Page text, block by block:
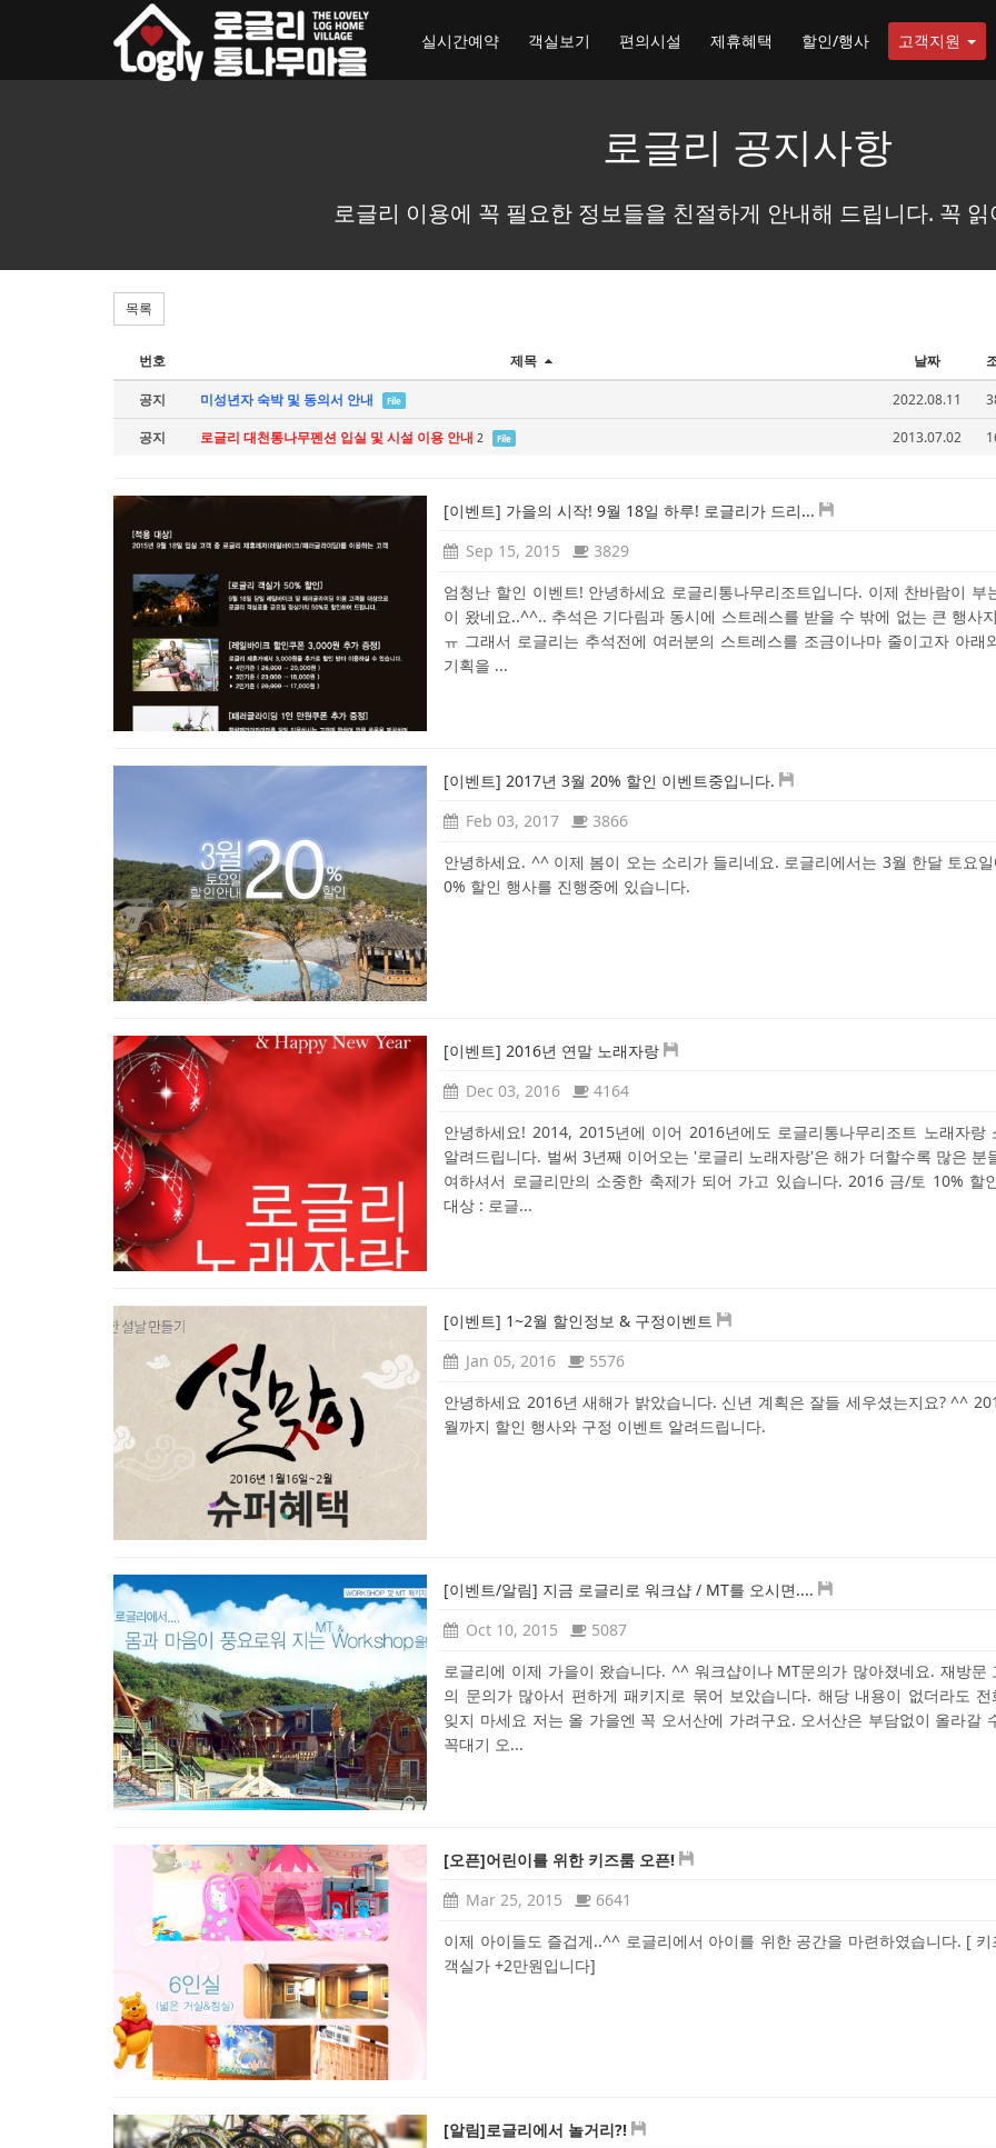
toggle_navigation
실시간예약
객실보기 편의시설 제휴혜택 할인/행사 고객지원
로글리 공지사항
로글리 이용에 꼭 필요한 정보들을 친절하게 안내해 드립니다. 꼭
목록
번호 제목 날짜
공지 미성년자 숙박 및 동의서 안내 File 2022.08.11
공지
로글리 대천통나무펜션 입실 및 시설 이용 안내 2 File 2013.07.02
[이벤트] 가을의 시작! 9월 18일 하루! 로글리가 드리...
Sep 15, 2015
3829
엄청난 할인 이벤트! 안녕하세요 로글리통나무리조트입니다. 이제 찬바람이 부
이 왔네요..^^.. 추석은 기다림과 동시에 스트레스를 받을 수 밖에 없는 큰 행사
ㅠ 그래서 로글리는 추석전에 여러분의 스트레스를 조금이나마 줄이고자 아래
기획을 ...
[이벤트] 2017년 3월 20% 할인 이벤트중입니다.
Feb 03, 2017
3866
안녕하세요. ^^ 이제 봄이 오는 소리가 들리네요. 로글리에서는 3월 한달 토요
0% 할인 행사를 진행중에 있습니다.
[이벤트] 2016년 연말 노래자랑
Dec 03, 2016
4164
안녕하세요! 2014, 2015년에 이어 2016년에도 로글리통나무리조트 노래자랑
알려드립니다. 벌써 3년째 이어오는 '로글리 노래자랑'은 해가 더할수록 많은 분
여하셔서 로글리만의 소중한 축제가 되어 가고 있습니다. 2016 금/토 10% 할
대상 : 로글...
[이벤트] 1~2월 할인정보 & 구정이벤트
Jan 05, 2016
5576
안녕하세요 2016년 새해가 밝았습니다. 신년 계획은 잘들 세우셨는지요? ^^
월까지 할인 행사와 구정 이벤트 알려드립니다.
[이벤트/알림] 지금 로글리로 워크샵 / MT를 오시면....
Oct 10, 2015
5087
로글리에 이제 가을이 왔습니다. ^^ 워크샵이나 MT문의가 많아졌네요. 재방문
의 문의가 많아서 편하게 패키지로 묶어 보았습니다. 해당 내용이 없더라도 전
잊지 마세요 저는 올 가을엔 꼭 오서산에 가려구요. 오서산은 부담없이 올라갈
꼭대기 오...
[오픈]어린이를 위한 키즈룸 오픈!
Mar 25, 2015
6641
이제 아이들도 즐겁게..^^ 로글리에서 아이를 위한 공간을 마련하였습니다. [ 키
객실가 +2만원입니다]
[알림]로글리에서 놀거리?!